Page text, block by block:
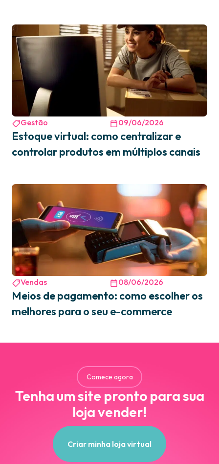
Gestão 09/06/2026
Estoque virtual: como centralizar e
controlar produtos em múltiplos canais
Vendas 08/06/2026
Meios de pagamento: como escolher os
melhores para o seu e-commerce
Comece agora
Tenha um site pronto para sua
loja vender!
Criar minha loja virtual